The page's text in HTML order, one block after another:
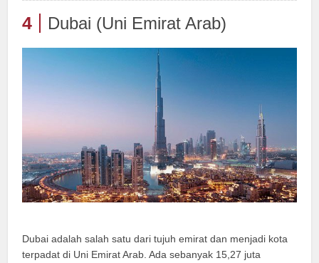
4 Dubai (Uni Emirat Arab)
Dubai adalah salah satu dari tujuh emirat dan menjadi kota
terpadat di Uni Emirat Arab. Ada sebanyak 15,27 juta